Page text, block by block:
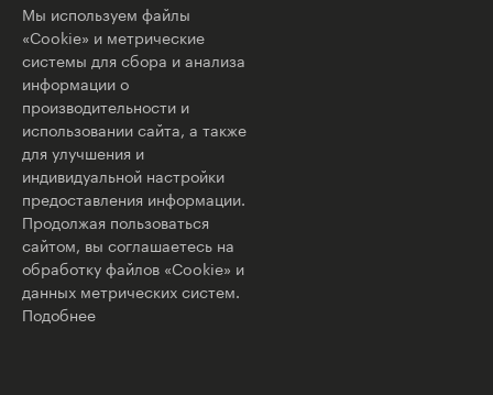
Мы используем файлы
«Cookie» и метрические
системы для сбора и анализа
информации о
производительности и
использовании сайта, а также
для улучшения и
индивидуальной настройки
предоставления информации.
Продолжая пользоваться
сайтом, вы соглашаетесь на
обработку файлов «Cookie» и
данных метрических систем.
Подобнее